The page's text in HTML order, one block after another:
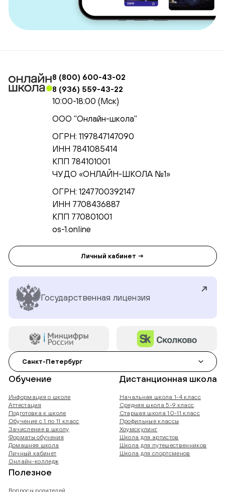
8 (800) 600-43-02
8 (936) 559-43-22
10:00-18:00 (Мск)
ООО "Онлайн-школа"
ОГРН: 1197847147090
ИНН 7841085414
КПП 784101001
ЧУ ДО «ОНЛАЙН-ШКОЛА №1»
ОГРН: 1247700392147
ИНН 7708436887
КПП 770801001
os-1.online
Личный кабинет →
Государственная лицензия
Санкт-Петербург
Обучение
Информация о школе
Аттестация
Подготовка к школе
Обучение с 1 по 11 класс
Зачисление в школу
Форматы обучения
Домашняя школа
Личный кабинет
Онлайн-колледж
Дистанционная школа
Начальная школа 1-4 класс
Средняя школа 5-9 класс
Старшая школа 10-11 класс
Профильные классы
Хоумскулинг
Школа для артистов
Школа для путешественников
Школа для спортсменов
Полезное
Вопросы родителей